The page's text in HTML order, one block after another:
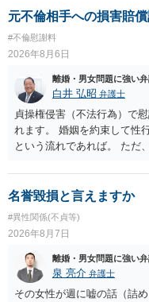
だしてでも調停で終わらせ
停での離婚に固執しないか
す。 お一人で対応するのは
ことを検討されると良いかと
元不倫相手への損害賠
#不倫慰謝料
2026年8月6日
離婚・男女問題に強い
白井 弘昭 弁護士
貞操権侵害（不法行為）で
れます。 婚姻を約束して性
という流れであれば。 ただ
性も認められそうですので
われます。 一度、最寄りの
名誉毀損と言えますか
#異性関係(不貞等)
2026年8月7日
離婚・男女問題に強い
泉 亮介 弁護士
その女性が週に嘘の話（詰